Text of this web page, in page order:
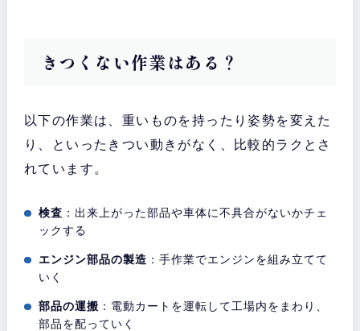
きつくない作業はある？
以下の作業は、重いものを持ったり姿勢を変えた
り、といったきつい動きがなく、比較的ラクとさ
れています。
検査 ：出来上がった部品や車体に不具合がないかチェ
ックする
エンジン部品の製造 ：手作業でエンジンを組み立てて
いく
部品の運搬 ：電動カートを運転して工場内をまわり、
部品を配っていく